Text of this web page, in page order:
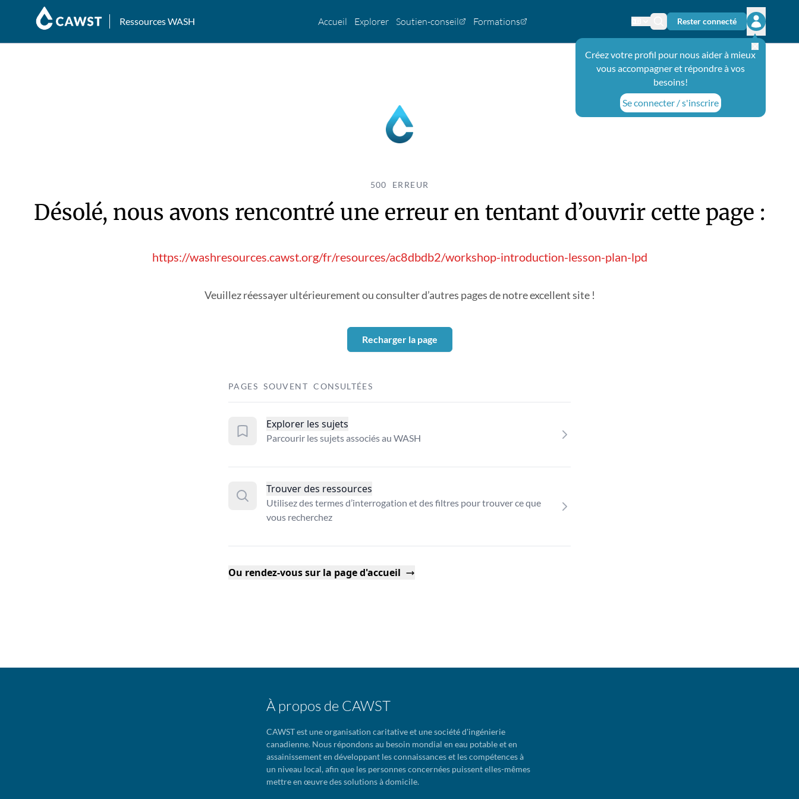
Ressources WASH Accueil Explorer Soutien-conseil Formations Changer de langue
Icône de recherche
Rester connecté
Ouvrir le
Créez votre profil pour nous aider à mieux
vous accompagner et répondre à vos
besoins!
Se connecter / s'inscrire
500 ERREUR
Désolé, nous avons rencontré une erreur en tentant d’ouvrir cette page :
https://washresources.cawst.org/fr/resources/ac8dbdb2/workshop-introduction-lesson-plan-lpd
Veuillez réessayer ultérieurement ou consulter d’autres pages de notre excellent site !
Recharger la page
PAGES SOUVENT CONSULTÉES
Explorer les sujets
Parcourir les sujets associés au WASH
Trouver des ressources
Utilisez des termes d’interrogation et des filtres pour trouver ce que
vous recherchez
Ou rendez-vous sur la page d'accueil
À propos de CAWST
CAWST est une organisation caritative et une société d'ingénierie
canadienne. Nous répondons au besoin mondial en eau potable et en
assainissement en développant les connaissances et les compétences à
un niveau local, afin que les personnes concernées puissent elles-mêmes
mettre en œuvre des solutions à domicile.